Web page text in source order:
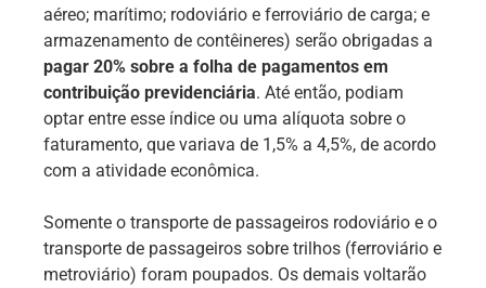
aéreo; marítimo; rodoviário e ferroviário de carga; e
armazenamento de contêineres) serão obrigadas a
pagar 20% sobre a folha de pagamentos em
contribuição previdenciária. Até então, podiam
optar entre esse índice ou uma alíquota sobre o
faturamento, que variava de 1,5% a 4,5%, de acordo
com a atividade econômica.
Somente o transporte de passageiros rodoviário e o
transporte de passageiros sobre trilhos (ferroviário e
metroviário) foram poupados. Os demais voltarão